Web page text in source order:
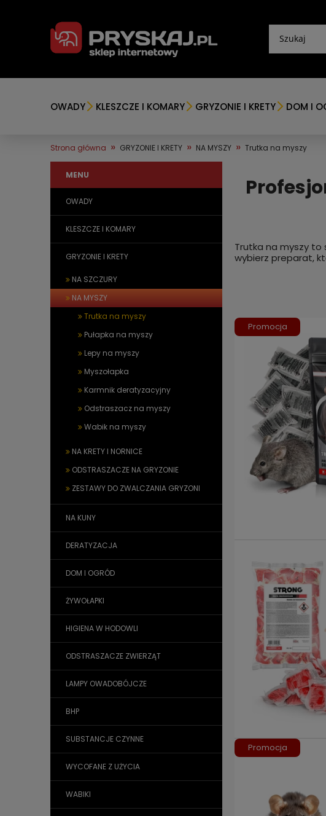
OWADY KLESZCZE I KOMARY GRYZONIE I KRETY DOM I
Strona główna » GRYZONIE I KRETY » NA MYSZY » Trutka na myszy
MENU
OWADY
KLESZCZE I KOMARY
GRYZONIE I KRETY
NA SZCZURY
NA MYSZY
Trutka na myszy
Pułapka na myszy
Lepy na myszy
Myszołapka
Karmnik deratyzacyjny
Odstraszacz na myszy
Wabik na myszy
NA KRETY I NORNICE
ODSTRASZACZE NA GRYZONIE
ZESTAWY DO ZWALCZANIA GRYZONI
NA KUNY
DERATYZACJA
DOM I OGRÓD
ŻYWOŁAPKI
HIGIENA W HODOWLI
ODSTRASZACZE ZWIERZĄT
LAMPY OWADOBÓJCZE
BHP
SUBSTANCJE CZYNNE
WYCOFANE Z UŻYCIA
WABIKI
Trutka na myszy to
wybierz preparat,
Promocja
Promocja